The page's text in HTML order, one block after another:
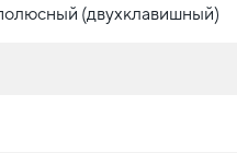
(двухклавишный)